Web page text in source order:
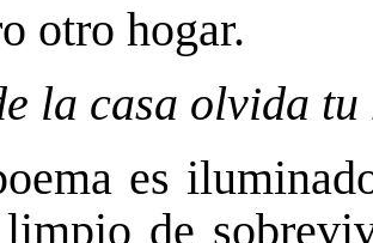
otro hogar.
la casa olvida tu
es
de